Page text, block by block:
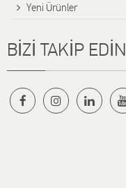
Yeni Ürünler
BİZİ TAKİP EDİN